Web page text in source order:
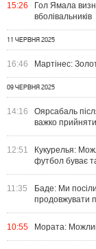
15:26
Гол Ямала
вболівальників
11 ЧЕРВНЯ 2025
16:46 Мартінес:
09 ЧЕРВНЯ 2025
14:16
Оярсабаль
важко прийняти
12:51
Кукурелья:
футбол буває
11:35
Баде: Ми
продовжувати
10:55 Мората: